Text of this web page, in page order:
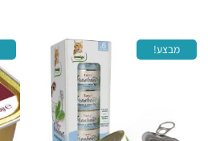
מבצע!
המחיר
המקורי
היה:
12.00 ₪.
המחיר
הנוכחי
הוא:
7.00 ₪.